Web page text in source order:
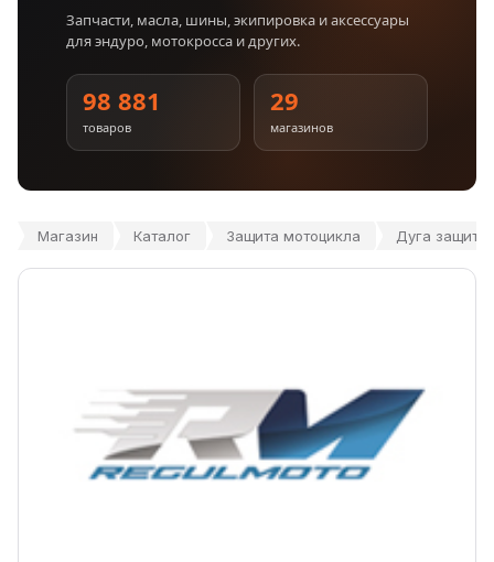
Запчасти, масла, шины, экипировка и аксессуары
для эндуро, мотокросса и других.
98 881
товаров
29
магазинов
Магазин Каталог Защита мотоцикла Дуга